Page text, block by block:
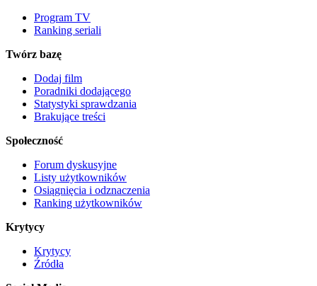
Program TV
Ranking seriali
Twórz bazę
Dodaj film
Poradniki dodającego
Statystyki sprawdzania
Brakujące treści
Społeczność
Forum dyskusyjne
Listy użytkowników
Osiągnięcia i odznaczenia
Ranking użytkowników
Krytycy
Krytycy
Źródła